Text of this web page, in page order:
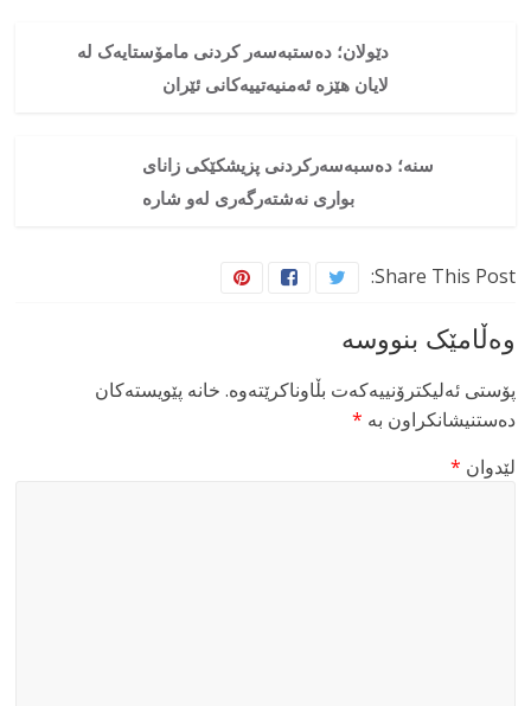
دێولان؛ دەستبەسەر کردنی مامۆستایەک لە
لایان هێزە ئەمنیەتییەکانی ئێران
سنە؛ دەسبەسەرکردنی پزیشکێکی زانای
بواری نەشتەرگەری لەو شارە
Share This Post:
وەڵامێک بنووسە
پۆستی ئەلیکترۆنییەکەت بڵاوناکرێتەوە. خانە پێویستەکان
دەستنیشانکراون بە *
لێدوان *